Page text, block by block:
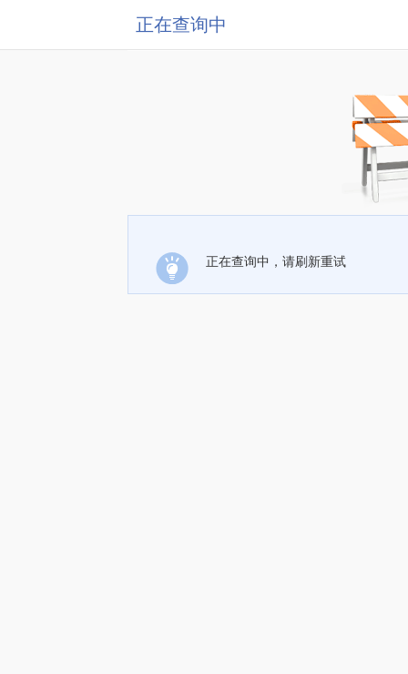
正在查询中
正在查询中，请刷新重试